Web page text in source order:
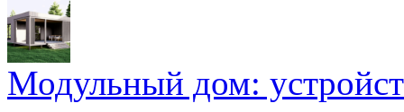
Модульный дом: